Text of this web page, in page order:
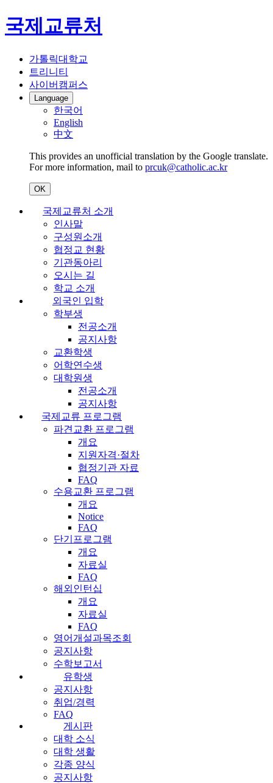
국제교류처
가톨릭대학교
트리니티
사이버캠퍼스
Language
한국어
English
中文
This provides an unofficial translation by the Google translate.
For more information, mail to prcuk@catholic.ac.kr
OK
국제교류처 소개
인사말
구성원소개
협정교 현황
기관동아리
오시는 길
학교 소개
외국인 입학
학부생
전공소개
공지사항
교환학생
어학연수생
대학원생
전공소개
공지사항
국제교류 프로그램
파견교환 프로그램
개요
지원자격·절차
협정기관 자료
FAQ
수용교환 프로그램
개요
Notice
FAQ
단기프로그램
개요
자료실
FAQ
해외인턴십
개요
자료실
FAQ
영어개설과목조회
공지사항
수학보고서
유학생
공지사항
취업/경력
FAQ
게시판
대학 소식
대학 생활
각종 양식
공지사항